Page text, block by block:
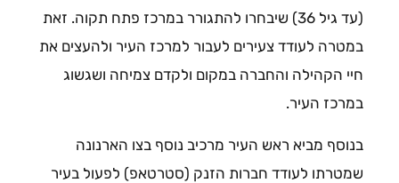
(עד גיל 36) שיבחרו להתגורר במרכז פתח תקוה. זאת
במטרה לעודד צעירים לעבור למרכז העיר ולהעצים את
חיי הקהילה והחברה במקום ולקדם צמיחה ושגשוג
במרכז העיר.
בנוסף מביא ראש העיר מרכיב נוסף בצו הארנונה
שמטרתו לעודד חברות הזנק (סטרטאפ) לפעול בעיר